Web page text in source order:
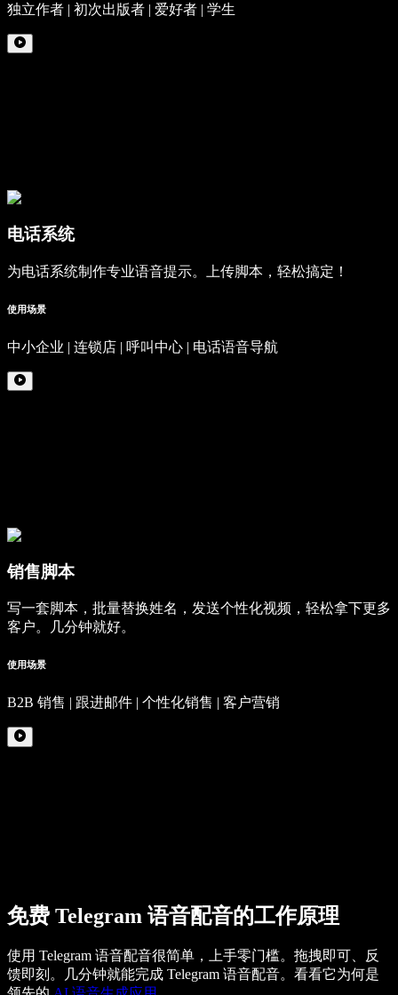
独立作者 | 初次出版者 | 爱好者 | 学生
电话系统
为电话系统制作专业语音提示。上传脚本，轻松搞定！
使用场景
中小企业 | 连锁店 | 呼叫中心 | 电话语音导航
销售脚本
写一套脚本，批量替换姓名，发送个性化视频，轻松拿下更多
客户。几分钟就好。
使用场景
B2B 销售 | 跟进邮件 | 个性化销售 | 客户营销
免费 Telegram 语音配音的工作原理
使用 Telegram 语音配音很简单，上手零门槛。拖拽即可、反
馈即刻。几分钟就能完成 Telegram 语音配音。看看它为何是